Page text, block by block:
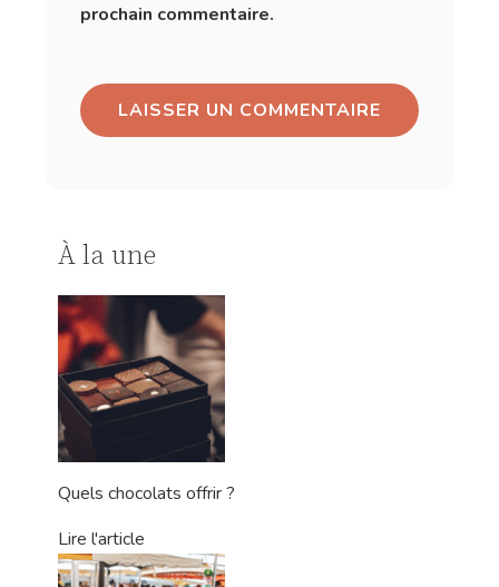
prochain commentaire.
À la une
Quels chocolats offrir ?
Lire l'article